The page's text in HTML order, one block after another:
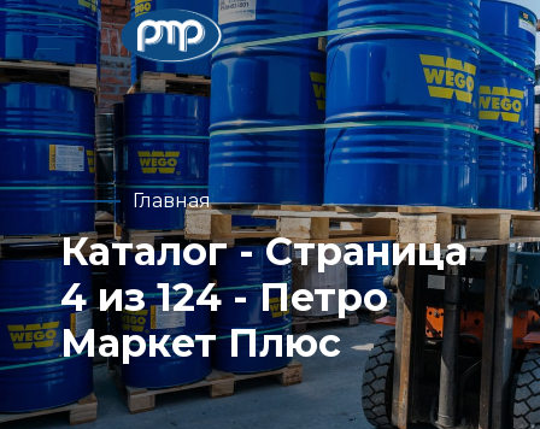
Главная
Каталог - Страница
4 из 124 - Петро
Маркет Плюс